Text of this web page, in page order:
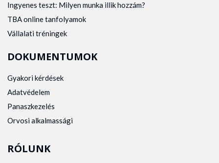
Ingyenes teszt: Milyen munka illik hozzám?
TBA online tanfolyamok
Vállalati tréningek
DOKUMENTUMOK
Gyakori kérdések
Adatvédelem
Panaszkezelés
Orvosi alkalmassági
RÓLUNK